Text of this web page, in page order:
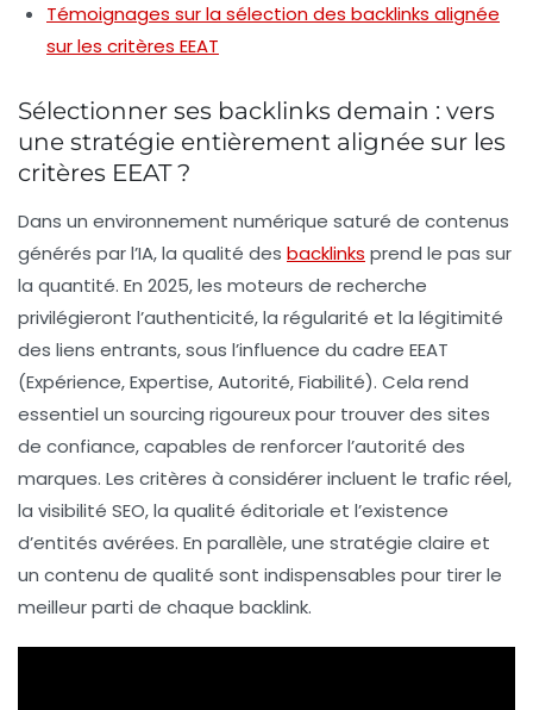
Témoignages sur la sélection des backlinks alignée
sur les critères EEAT
Sélectionner ses backlinks demain : vers
une stratégie entièrement alignée sur les
critères EEAT ?
Dans un environnement numérique saturé de contenus
générés par l’IA, la qualité des backlinks prend le pas sur
la quantité. En 2025, les moteurs de recherche
privilégieront l’authenticité, la régularité et la légitimité
des liens entrants, sous l’influence du cadre EEAT
(Expérience, Expertise, Autorité, Fiabilité). Cela rend
essentiel un sourcing rigoureuxpour trouver des sites
de confiance, capables de renforcer l’autorité des
marques. Les critères à considérer incluent le trafic réel,
la visibilité SEO, la qualité éditoriale et l’existence
d’entités avérées. En parallèle, une stratégie claire et
un contenu de qualité sont indispensables pour tirer le
meilleur parti de chaque backlink.